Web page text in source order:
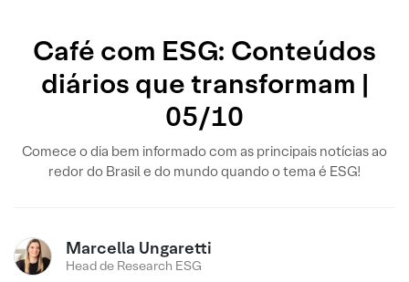
Café com ESG: Conteúdos
diários que transformam |
05/10
Comece o dia bem informado com as principais notícias ao
redor do Brasil e do mundo quando o tema é ESG!
Marcella Ungaretti
Head de Research ESG